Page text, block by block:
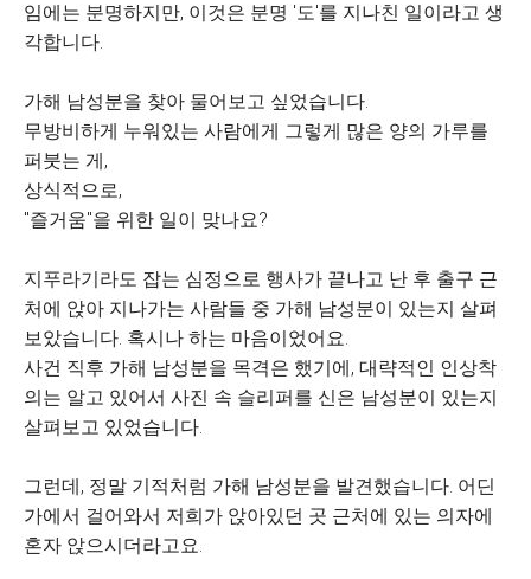
임에는 분명하지만, 이것은 분명 '도'를 지나친 일이라고 생
각합니다.
가해 남성분을 찾아 물어보고 싶었습니다.
무방비하게 누워있는 사람에게 그렇게 많은 양의 가루를
퍼붓는 게,
상식적으로,
"즐거움"을 위한 일이 맞나요?
지푸라기라도 잡는 심정으로 행사가 끝나고 난 후 출구 근
처에 앉아 지나가는 사람들 중 가해 남성분이 있는지 살펴
보았습니다. 혹시나 하는 마음이었어요.
사건 직후 가해 남성분을 목격은 했기에, 대략적인 인상착
의는 알고 있어서 사진 속 슬리퍼를 신은 남성분이 있는지
살펴보고 있었습니다.
그런데, 정말 기적처럼 가해 남성분을 발견했습니다. 어딘
가에서 걸어와서 저희가 앉아있던 곳 근처에 있는 의자에
혼자 앉으시더라고요.